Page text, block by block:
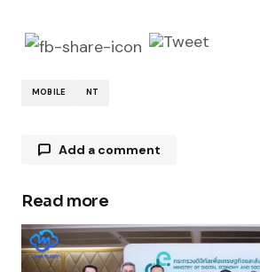
MOBILE NT
Add a comment
Your email address will not be
Required fields are marked*
Read more